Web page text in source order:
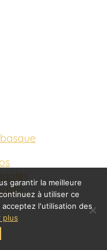
garantir la meilleure
à utiliser ce
l'utilisation des
plus